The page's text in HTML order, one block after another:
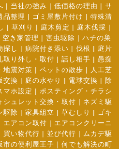
| 当社の強み | 低価格の理由 | サ
品整理 | ゴミ屋敷片付け | 特殊清
| 草刈り | 庭木剪定 | 庭木伐採 |
空き家管理 | 害虫駆除 | ハチの巣
探し | 病院付き添い | 伐根 | 庭片
取り外し・取付 | 話し相手 | 愚痴
地震対策 | ペットの散歩 |
人工芝
交換 | 庭の水やり | 電球交換 | 除
マホ設定 | ポスティング・チラシ
シュレット交換・取付 | ネズミ駆
駆除 | 家具組立 | 草むしり | ゴキ
エアコン取付 | エアコンクリーニ
買い物代行 | 並び代行 |
ムカデ駆
市の便利屋王子｜何でも解決の町